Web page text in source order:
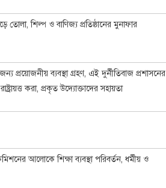
শিল্প ও বাণিজ্য প্রতিষ্ঠানের মুনাফার
জন্য প্রয়োজনীয় ব্যবস্থা গ্রহণ, এই দুর্নীতিবাজ প্রশাসনের
করা, প্রকৃত উদ্যোক্তাদের সহায়তা
আলোকে শিক্ষা ব্যবস্থা পরিবর্তন, ধর্মীয় ও